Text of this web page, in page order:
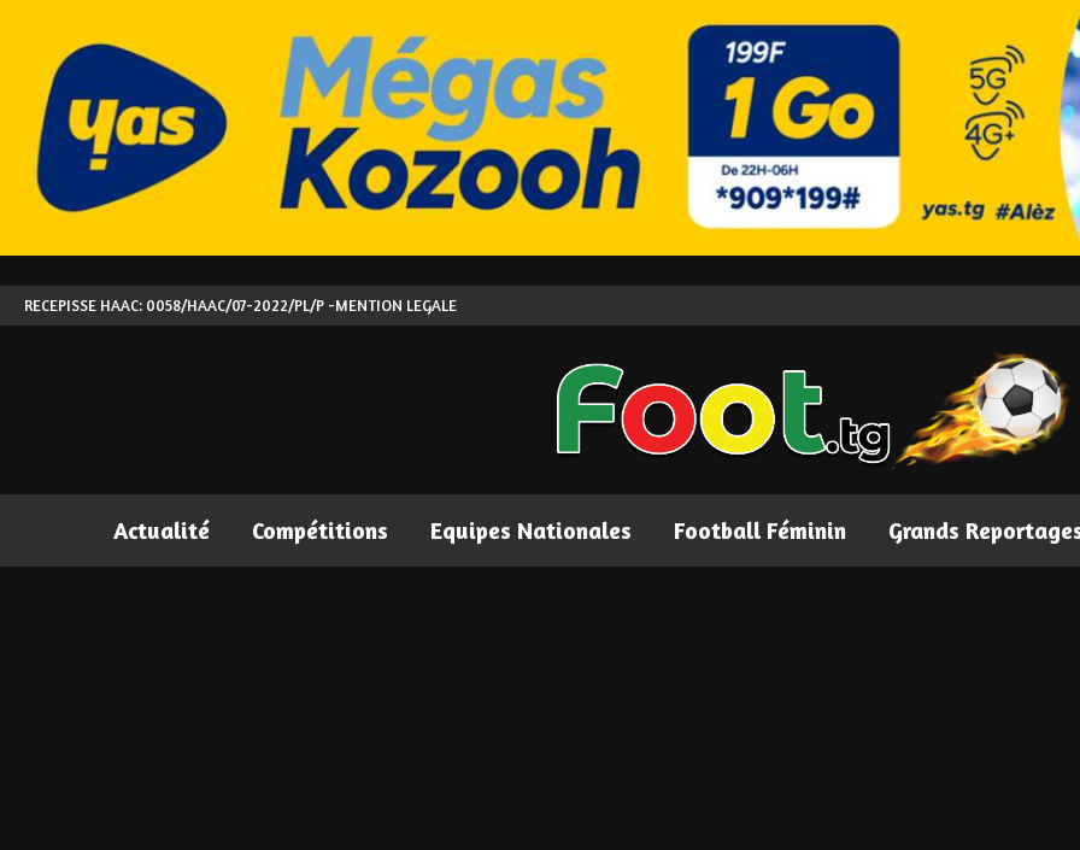
RECEPISSE HAAC: 0058/HAAC/07-2022/PL/P -MENTION LEGALE
Actualité Compétitions Equipes Nationales Football Féminin Grands